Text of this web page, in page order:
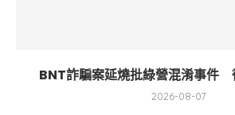
BNT詐騙案延燒批綠營混淆事件
2026-08-07